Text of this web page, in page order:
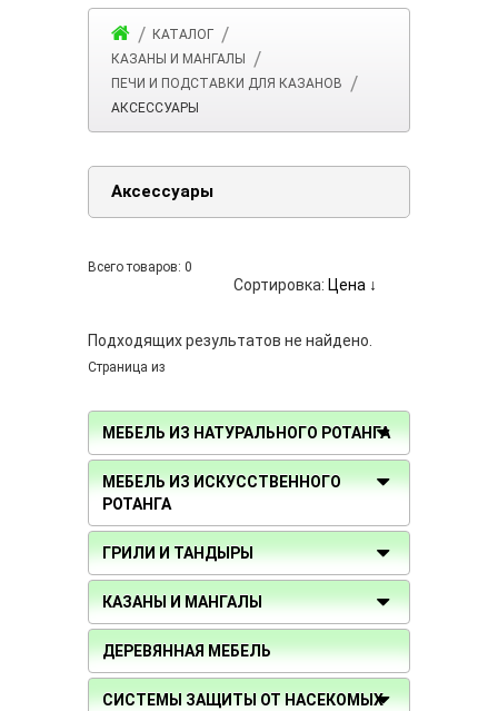
КАТАЛОГ
КАЗАНЫ И МАНГАЛЫ
ПЕЧИ И ПОДСТАВКИ ДЛЯ КАЗАНОВ
АКСЕССУАРЫ
Аксессуары
Всего товаров: 0
Сортировка: Цена
Подходящих результатов не найдено.
Страница из
МЕБЕЛЬ ИЗ НАТУРАЛЬНОГО РОТАНГА
МЕБЕЛЬ ИЗ ИСКУССТВЕННОГО
РОТАНГА
ГРИЛИ И ТАНДЫРЫ
КАЗАНЫ И МАНГАЛЫ
ДЕРЕВЯННАЯ МЕБЕЛЬ
СИСТЕМЫ ЗАЩИТЫ ОТ НАСЕКОМЫХ